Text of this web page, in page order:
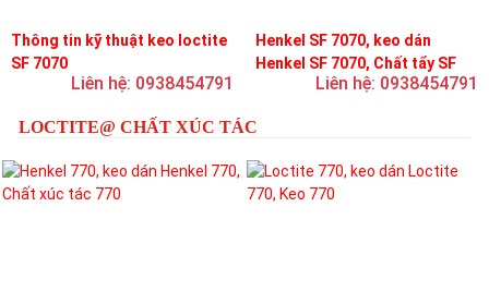
Thông tin kỹ thuật keo loctite
SF 7070
Liên hệ: 0938454791
Henkel SF 7070, keo dán
Henkel SF 7070, Chất tẩy SF
Liên hệ: 0938454791
LOCTITE@ CHẤT XÚC TÁC